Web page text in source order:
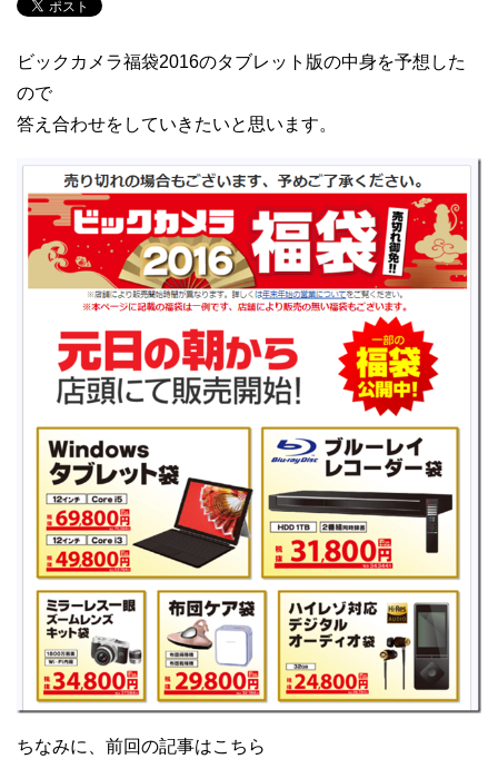
ビックカメラ福袋2016のタブレット版の中身を予想した
ので
答え合わせをしていきたいと思います。
ちなみに、前回の記事はこちら